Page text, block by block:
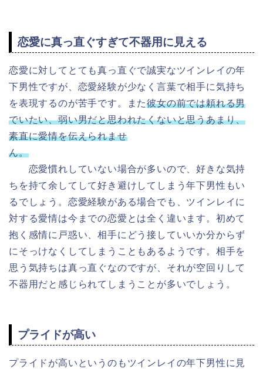
恋愛に真っ直ぐすぎて不器用に見える
恋愛に対してとても真っ直ぐで誠実なツインレイの年
下男性ですが、恋愛経験が少なく言葉で相手に気持ち
を表現するのが苦手です。また彼女の前では頼れる男
でいたい、弱い男だと思われたくないと思うあまり、
素直に愛情を伝えられませ
ん。
恋愛慣れしていない場合が多いので、好きな気持
ちを持て余してして好き避けしてしまう年下男性もい
るでしょう。恋愛経験がある場合でも、ツインレイに
対する愛情は今までの恋愛とは全く違います。初めて
抱く感情に戸惑い、相手にどう接していいか分からず
にそっけなくしてしまうこともあるようです。相手を
思う気持ちは真っ直ぐなのですが、それが空回りして
不器用だと感じられてしまうことが多いでしょう。
プライドが高い
プライドが高いというのもツインレイの年下男性に見